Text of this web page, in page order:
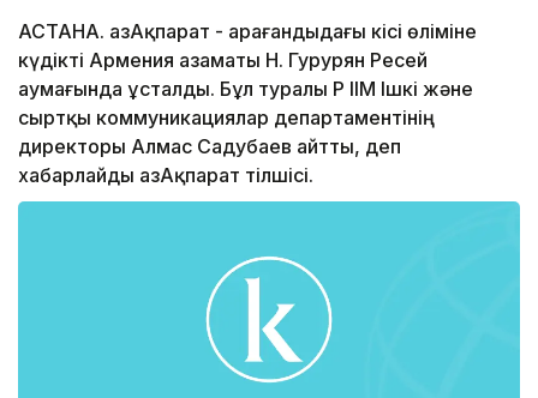
АСТАНА. ҚазАқпарат - Қарағандыдағы кісі өліміне
күдікті Армения азаматы Н. Гурурян Ресей
аумағында ұсталды. Бұл туралы ҚР ІІМ Ішкі жəне
сыртқы коммуникациялар департаментінің
директоры Алмас Садубаев айтты, деп
хабарлайды ҚазАқпарат тілшісі.